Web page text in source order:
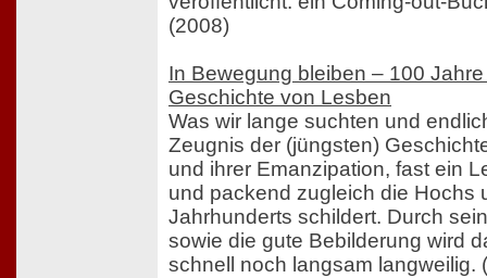
(2008)
In Bewegung bleiben – 100
Geschichte von Lesben
Was wir lange suchten und
Zeugnis der (jüngsten)
und ihrer Emanzipation, fast ein
und packend zugleich die Hochs
Jahrhunderts schildert. Durch
sowie die gute Bebilderung wird
schnell noch langsam langweilig.